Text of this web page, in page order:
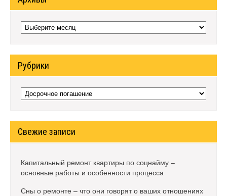
Архивы
Рубрики
Рубрики
Свежие записи
Капитальный ремонт квартиры по соцнайму –
основные работы и особенности процесса
Сны о ремонте – что они говорят о ваших отношениях